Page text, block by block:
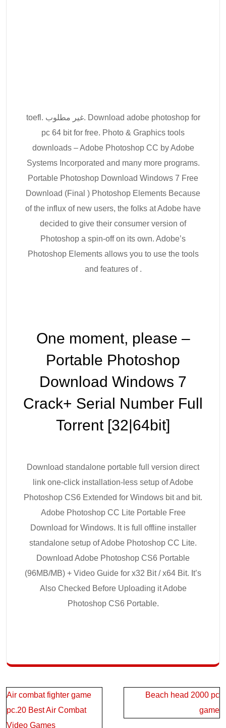
toefl. غير مطلوب. Download adobe photoshop for
pc 64 bit for free. Photo & Graphics tools
downloads – Adobe Photoshop CC by Adobe
Systems Incorporated and many more programs.
Portable Photoshop Download Windows 7 Free
Download (Final ) Photoshop Elements Because
of the influx of new users, the folks at Adobe have
decided to give their consumer version of
Photoshop a spin-off on its own. Adobe’s
Photoshop Elements allows you to use the tools
and features of .
One moment, please –
Portable Photoshop
Download Windows 7
Crack+ Serial Number Full
Torrent [32|64bit]
Download standalone portable full version direct
link one-click installation-less setup of Adobe
Photoshop CS6 Extended for Windows bit and bit.
Adobe Photoshop CC Lite Portable Free
Download for Windows. It is full offline installer
standalone setup of Adobe Photoshop CC Lite.
Download Adobe Photoshop CS6 Portable
(96MB/MB) + Video Guide for x32 Bit / x64 Bit. It’s
Also Checked Before Uploading it Adobe
Photoshop CS6 Portable.
Post
navigation
Air combat fighter game
pc.20 Best Air Combat
Video Games
Beach head 2000 pc
game